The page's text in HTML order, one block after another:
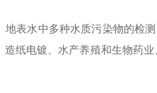
地表水中多种水质污染物的检测
纸电镀、水产养殖和生物药业